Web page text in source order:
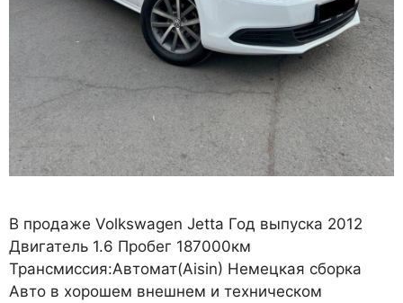
В продаже Volkswagen Jetta Год выпуска 2012
Двигатель 1.6 Пробег 187000км
Трансмиссия:Автомат(Aisin) Немецкая сборка
Авто в хорошем внешнем и техническом